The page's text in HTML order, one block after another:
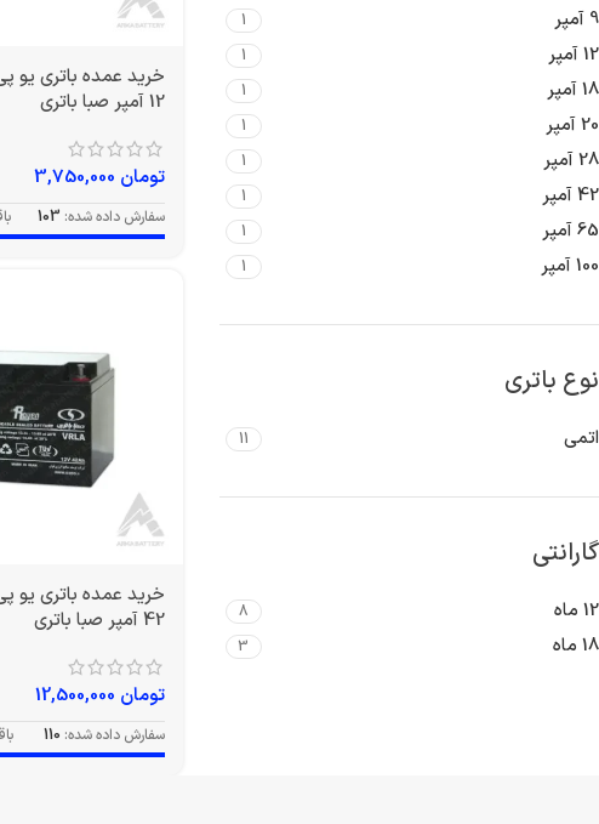
9 آمپر 1
12 آمپر 1
18 آمپر 1
20 آمپر 1
28 آمپر 1
42 آمپر 1
65 آمپر 1
100 آمپر 1
نوع باتری
اتمی 11
گارانتی
12 ماه 8
18 ماه 3
12 آمپر صبا باتری
تومان
سفارش داده شده: 103
42 آمپر صبا باتری
تومان
سفارش داده شده: 110